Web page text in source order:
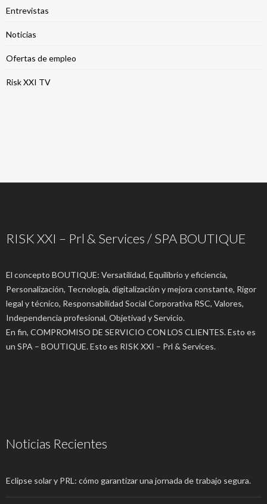
Entrevistas
Noticias
Ofertas de empleo
Risk XXI TV
RISK XXI – Prl & Services / SPA BOUTIQUE
El concepto BOUTIQUE: Versatilidad, Equilibrio y eficiencia,
Personalización, Tecnología, digitalización y mejora constante, Rigor
legal y técnico, Responsabilidad Social Corporativa RSC, Valores,
Independencia profesional, Objetivad y Servicio.
En fin, COMPROMISO DE SERVICIO CON LOS CLIENTES. Esto es
un SPA – BOUTIQUE. Esto es RISK XXI – Prl & Services.
Noticias Recientes
Eclipse solar y PRL: cómo garantizar una jornada de trabajo segura.